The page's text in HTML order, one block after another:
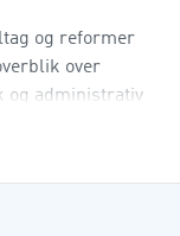
og reformer
over
og administrativ